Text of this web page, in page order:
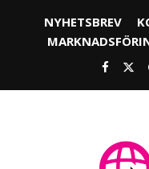
NYHETSBREV